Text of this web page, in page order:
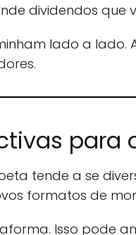
dividendos que
lado a lado.
para
tende a se
formatos de
Isso pode